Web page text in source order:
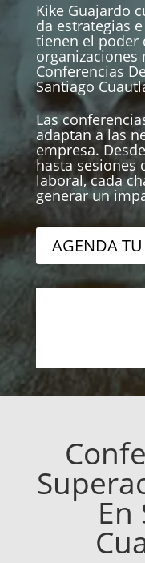
Kike Guajardo
da estrategias
tienen el poder
organizaciones
Conferencias
Santiago
Las
adaptan a las
empresa.
hasta sesiones
laboral, cada
generar un
AGENDA
En